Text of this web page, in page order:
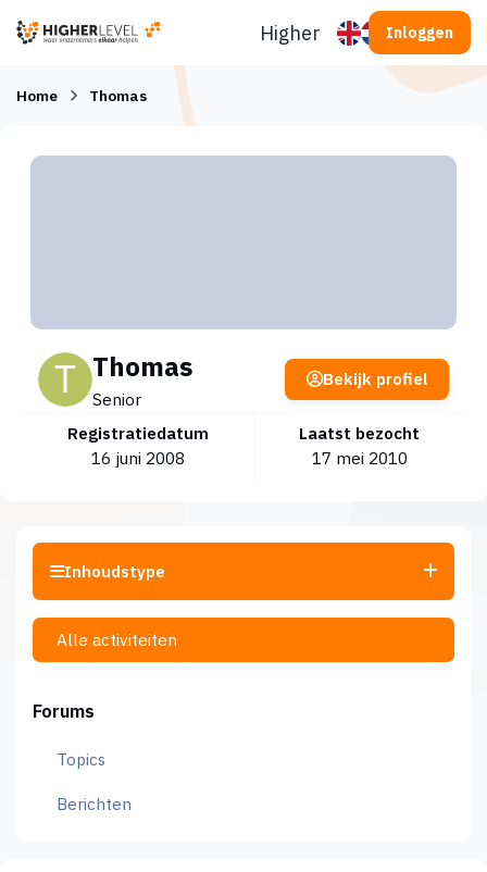
Higherlevel Inloggen
Home Thomas
Thomas
Senior
Registratiedatum
16 juni 2008
Laatst bezocht
17 mei 2010
Bekijk profiel
Inhoudstype
Alle activiteiten
Forums
Topics
Berichten